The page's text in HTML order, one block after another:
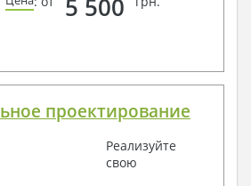
5 500
проектирование
Реализуйте
свою